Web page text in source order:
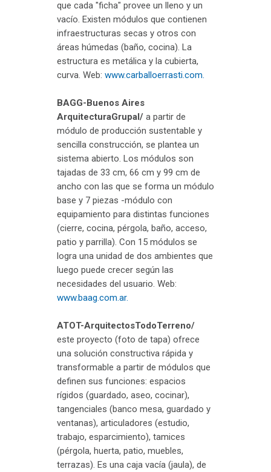
que cada "ficha" provee un lleno y un
vacío. Existen módulos que contienen
infraestructuras secas y otros con
áreas húmedas (baño, cocina). La
estructura es metálica y la cubierta,
curva. Web: www.carballoerrasti.com.
BAGG-Buenos Aires
ArquitecturaGrupal/ a partir de
módulo de producción sustentable y
sencilla construcción, se plantea un
sistema abierto. Los módulos son
tajadas de 33 cm, 66 cm y 99 cm de
ancho con las que se forma un módulo
base y 7 piezas -módulo con
equipamiento para distintas funciones
(cierre, cocina, pérgola, baño, acceso,
patio y parrilla). Con 15 módulos se
logra una unidad de dos ambientes que
luego puede crecer según las
necesidades del usuario. Web:
www.baag.com.ar.
ATOT-ArquitectosTodoTerreno/
este proyecto (foto de tapa) ofrece
una solución constructiva rápida y
transformable a partir de módulos que
definen sus funciones: espacios
rígidos (guardado, aseo, cocinar),
tangenciales (banco mesa, guardado y
ventanas), articuladores (estudio,
trabajo, esparcimiento), tamices
(pérgola, huerta, patio, muebles,
terrazas). Es una caja vacía (jaula), de